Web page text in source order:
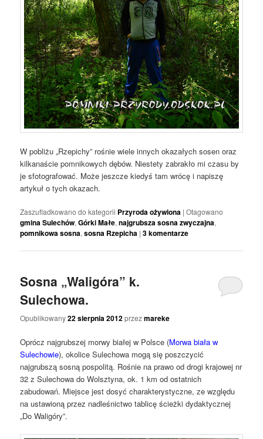
W pobliżu „Rzepichy” rośnie wiele innych okazałych sosen oraz
kilkanaście pomnikowych dębów. Niestety zabrakło mi czasu by
je sfotografować. Może jeszcze kiedyś tam wrócę i napiszę
artykuł o tych okazach.
Zaszufladkowano do kategorii Przyroda ożywiona |Otagowano
gmina Sulechów,Górki Małe,najgrubsza sosna zwyczajna,
pomnikowa sosna,sosna Rzepicha |3komentarze
Sosna „Waligóra” k.
Sulechowa.
Opublikowany22 sierpnia 2012przezmareke
Oprócz najgrubszej morwy białej w Polsce (Morwa biała w
Sulechowie), okolice Sulechowa mogą się poszczycić
najgrubszą sosną pospolitą. Rośnie na prawo od drogi krajowej nr
32 z Sulechowa do Wolsztyna, ok. 1 km od ostatnich
zabudowań. Miejsce jest dosyć charakterystyczne, ze względu
na ustawioną przez nadleśnictwo tablicę ścieżki dydaktycznej
„Do Waligóry”.